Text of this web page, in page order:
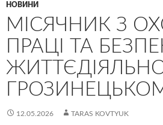
НОВИНИ
МІСЯЧНИК З
ПРАЦІ ТА
12.05.2026 TARAS KOVTYUK